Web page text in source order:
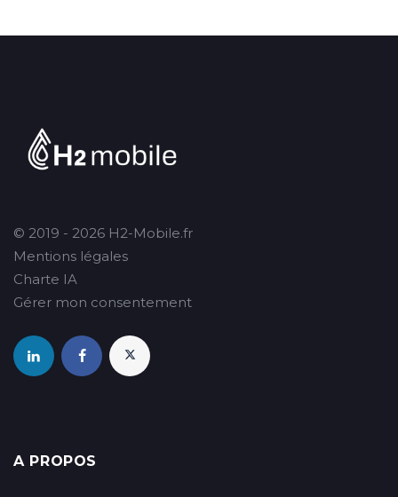
© 2019 - 2026 H2-Mobile.fr
Mentions légales
Charte IA
Gérer mon consentement
A PROPOS